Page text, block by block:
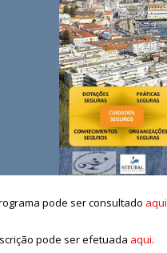
pode ser consultado aqui
pode ser efetuada aqui.